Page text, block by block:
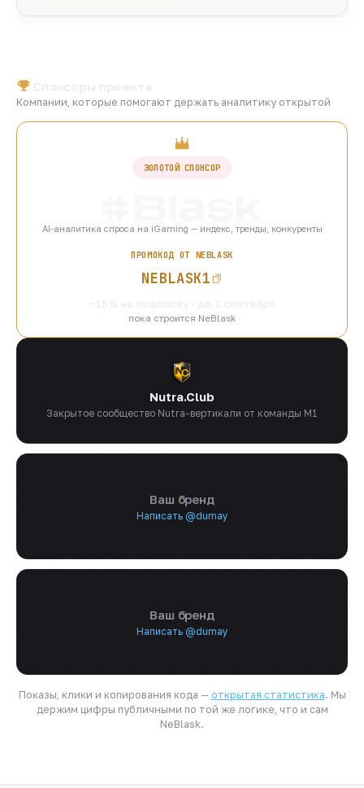
Компании, которые помогают держать аналитику открытой
ЗОЛОТОЙ СПОНСОР
AI-аналитика спроса на iGaming — индекс, тренды, конкуренты
ПРОМОКОД ОТ NEBLASK
NEBLASK1
пока строится NeBlask
Nutra.Club
Закрытое сообщество Nutra-вертикали от команды M1
Ваш бренд
Написать @dumay
Ваш бренд
Написать @dumay
Показы, клики и копирования кода — открытая статистика. Мы
держим цифры публичными по той же логике, что и сам
NeBlask.